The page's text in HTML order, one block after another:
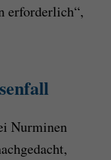
erforderlich“,
Nurminen